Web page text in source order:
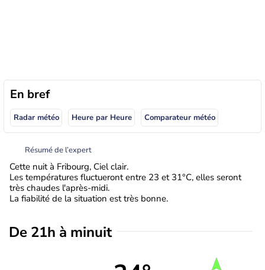
En bref
Radar météo Heure par Heure Comparateur météo
Résumé de l’expert
Cette nuit à Fribourg, Ciel clair.
Les températures fluctueront entre 23 et 31°C, elles seront
très chaudes l'après-midi.
La fiabilité de la situation est très bonne.
De 21h à minuit